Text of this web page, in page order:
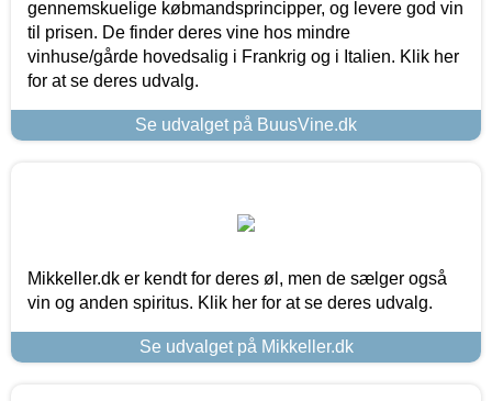
gennemskuelige købmandsprincipper, og levere god vin
til prisen. De finder deres vine hos mindre
vinhuse/gårde hovedsalig i Frankrig og i Italien. Klik her
for at se deres udvalg.
Se udvalget på BuusVine.dk
Mikkeller.dk er kendt for deres øl, men de sælger også
vin og anden spiritus. Klik her for at se deres udvalg.
Se udvalget på Mikkeller.dk